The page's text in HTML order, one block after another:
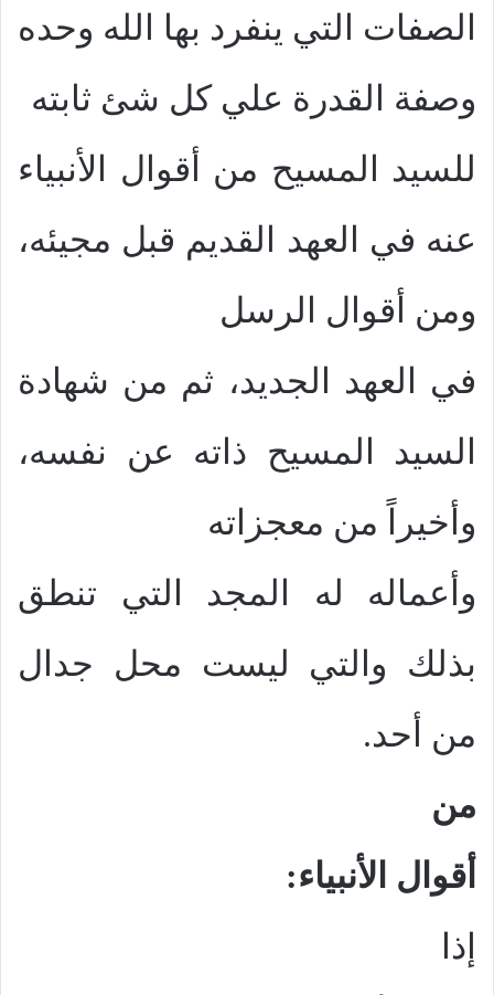
الصفات التي ينفرد بها الله وحده
وصفة القدرة علي كل شئ ثابته
للسيد المسيح من أقوال الأنبياء
عنه في العهد القديم قبل مجيئه،
ومن أقوال الرسل
في العهد الجديد، ثم من شهادة
السيد المسيح ذاته عن نفسه،
وأخيراً من معجزاته
وأعماله له المجد التي تنطق
بذلك والتي ليست محل جدال
من أحد.
من
أقوال الأنبياء:
إذا